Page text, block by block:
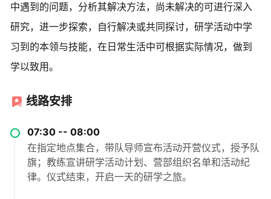
中遇到的问题，分析其解决方法，尚未解决的可进行深入
研究，进一步探索，自行解决或共同探讨，研学活动中学
习到的本领与技能，在日常生活中可根据实际情况，做到
学以致用。
线路安排
07:30 -- 08:00
在指定地点集合，带队导师宣布活动开营仪式，授予队
旗；教练宣讲研学活动计划、营部组织名单和活动纪
律。仪式结束，开启一天的研学之旅。